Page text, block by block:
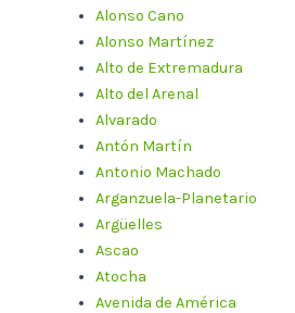
Alonso Cano
Alonso Martínez
Alto de Extremadura
Alto del Arenal
Alvarado
Antón Martín
Antonio Machado
Arganzuela-Planetario
Argüelles
Ascao
Atocha
Avenida de América